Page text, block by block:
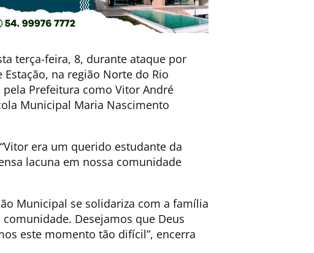
terça-feira, 8, durante ataque por
na região Norte do Rio
Prefeitura como Vitor André
Municipal Maria Nascimento
era um querido estudante da
lacuna em nossa comunidade
Municipal se solidariza com a família
Desejamos que Deus
este momento tão difícil”, encerra